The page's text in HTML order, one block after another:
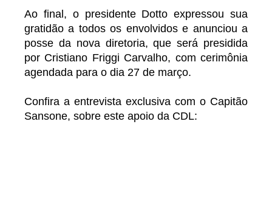
Ao final, o presidente Dotto expressou sua
gratidão a todos os envolvidos e anunciou a
posse da nova diretoria, que será presidida
por Cristiano Friggi Carvalho, com cerimônia
agendada para o dia 27 de março.
Confira a entrevista exclusiva com o Capitão
Sansone, sobre este apoio da CDL: